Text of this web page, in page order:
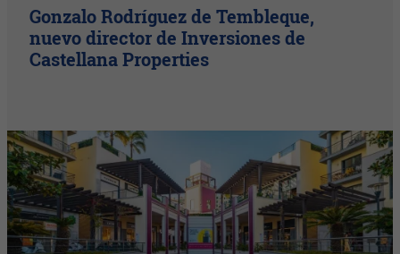
Gonzalo Rodríguez de Tembleque,
nuevo director de Inversiones de
Castellana Properties